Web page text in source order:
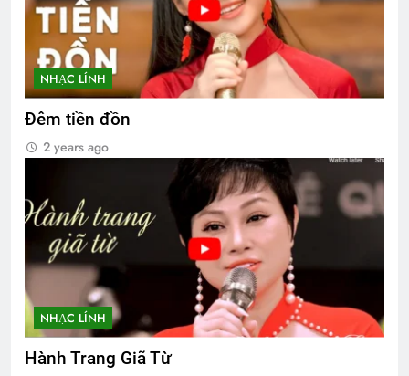
NHẠC LÍNH
Đêm tiền đồn
2 years ago
NHẠC LÍNH
Hành Trang Giã Từ